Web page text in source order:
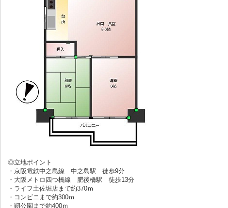
◎立地ポイント
・京阪電鉄中之島線 中之島駅 徒歩9分
・大阪メトロ四つ橋線 肥後橋駅 徒歩13分
・ライフ土佐堀店まで約370ｍ
・コンビニまで約300ｍ
・靭公園まで約400ｍ